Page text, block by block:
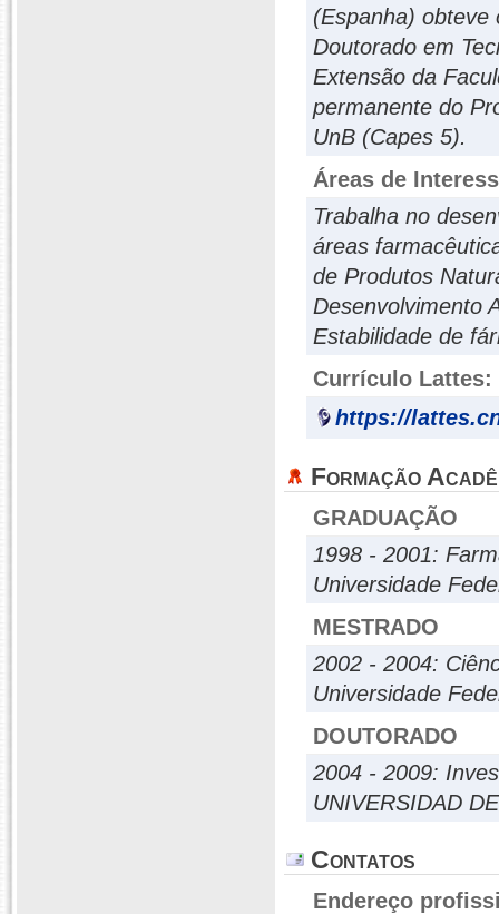
(Espanha) obteve
Doutorado em
Extensão da
permanente do
UnB (Capes 5).
Áreas de
Trabalha no
áreas
de Produtos
Desenvolvimento
Estabilidade de
Currículo Lattes:
https://
Formação
GRADUAÇÃO
1998 - 2001:
Universidade
MESTRADO
2002 - 2004:
Universidade
DOUTORADO
2004 - 2009:
UNIVERSIDAD
Contatos
Endereço